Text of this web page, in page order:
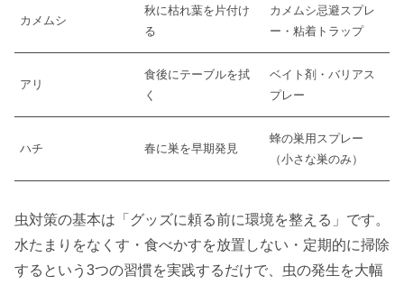
カメムシ
秋に枯れ葉を片付け
る
カメムシ忌避スプレ
ー・粘着トラップ
アリ
食後にテーブルを拭
く
ベイト剤・バリアス
プレー
ハチ 春に巣を早期発見
蜂の巣用スプレー
（小さな巣のみ）
虫対策の基本は「グッズに頼る前に環境を整える」です。
水たまりをなくす・食べかすを放置しない・定期的に掃除
するという3つの習慣を実践するだけで、虫の発生を大幅